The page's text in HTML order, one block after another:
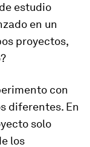
estudio
en un
proyectos,
con
diferentes. En
solo
los